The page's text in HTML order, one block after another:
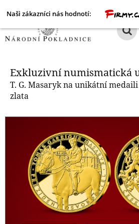
Naši zákazníci nás hodnotí:
Exkluzivní numismatická
T. G. Masaryk na unikátní
zlata
Exkluzivní